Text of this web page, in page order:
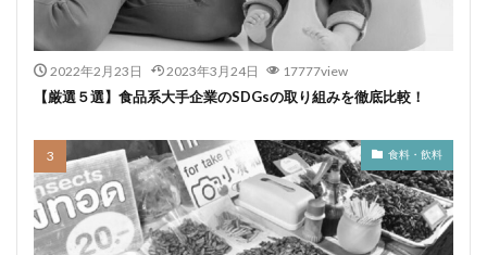
2022年2月23日 2023年3月24日 17777view
【厳選５選】食品系大手企業のSDGsの取り組みを徹底比較！
食料・飲料